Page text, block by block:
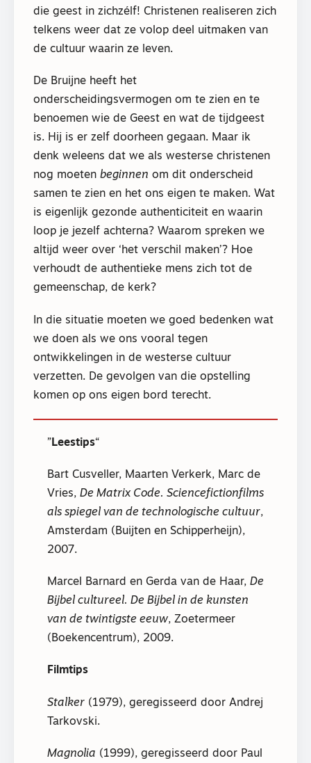
die geest in zichzélf! Christenen realiseren zich
telkens weer dat ze volop deel uitmaken van
de cultuur waarin ze leven.
De Bruijne heeft het
onderscheidingsvermogen om te zien en te
benoemen wie de Geest en wat de tijdgeest
is. Hij is er zelf doorheen gegaan. Maar ik
denk weleens dat we als westerse christenen
nog moeten beginnen om dit onderscheid
samen te zien en het ons eigen te maken. Wat
is eigenlijk gezonde authenticiteit en waarin
loop je jezelf achterna? Waarom spreken we
altijd weer over ‘het verschil maken’? Hoe
verhoudt de authentieke mens zich tot de
gemeenschap, de kerk?
In die situatie moeten we goed bedenken wat
we doen als we ons vooral tegen
ontwikkelingen in de westerse cultuur
verzetten. De gevolgen van die opstelling
komen op ons eigen bord terecht.
Leestips
Bart Cusveller, Maarten Verkerk, Marc de
Vries, De Matrix Code. Sciencefictionfilms
als spiegel van de technologische cultuur,
Amsterdam (Buijten en Schipperheijn),
2007.
Marcel Barnard en Gerda van de Haar, De
Bijbel cultureel. De Bijbel in de kunsten
van de twintigste eeuw, Zoetermeer
(Boekencentrum), 2009.
Filmtips
Stalker (1979), geregisseerd door Andrej
Tarkovski.
Magnolia (1999), geregisseerd door Paul